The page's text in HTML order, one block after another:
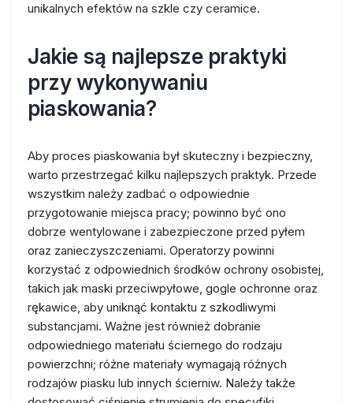
unikalnych efektów na szkle czy ceramice.
Jakie są najlepsze praktyki
przy wykonywaniu
piaskowania?
Aby proces piaskowania był skuteczny i bezpieczny,
warto przestrzegać kilku najlepszych praktyk. Przede
wszystkim należy zadbać o odpowiednie
przygotowanie miejsca pracy; powinno być ono
dobrze wentylowane i zabezpieczone przed pyłem
oraz zanieczyszczeniami. Operatorzy powinni
korzystać z odpowiednich środków ochrony osobistej,
takich jak maski przeciwpyłowe, gogle ochronne oraz
rękawice, aby uniknąć kontaktu z szkodliwymi
substancjami. Ważne jest również dobranie
odpowiedniego materiału ściernego do rodzaju
powierzchni; różne materiały wymagają różnych
rodzajów piasku lub innych ścierniw. Należy także